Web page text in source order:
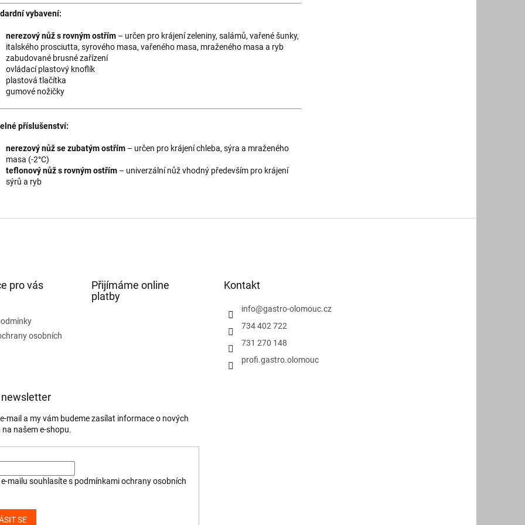
vybavení:
nerezový nůž s rovným ostřím – určen pro krájení zeleniny, salámů, vařené šunky,
italského prosciutta, syrového masa, vařeného masa, mraženého masa a ryb
zabudované brusné zařízení
ovládací plastový knoflík
plastová tlačítka
gumové nožičky
příslušenství:
nerezový nůž se zubatým ostřím – určen pro krájení chleba, sýra a mraženého
masa (-2°C)
teflonový nůž s rovným ostřím – univerzální nůž vhodný především pro krájení
sýrů a ryb
pro vás
osobních
Přijímáme online
platby
Kontakt
info@gastro-olomouc.cz
734 402 722
731 270 148
profi.gastro.olomouc
mail a my vám budeme zasílat informace o nových
našem e-shopu.
mailu souhlasíte s podmínkami ochrany osobních
SE